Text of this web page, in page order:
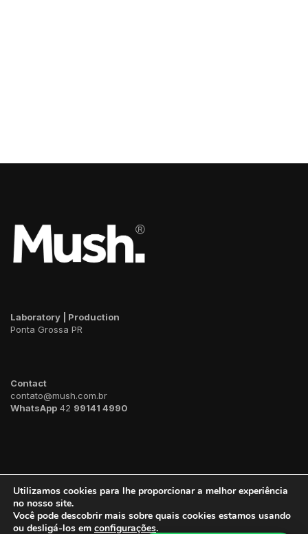
Laboratory | Production
Ponta Grossa PR
Contact
contato@mush.com.br
WhatsApp 42 99141 4990
Utilizamos cookies para lhe proporcionar a melhor experiência
no nosso site.
Você pode descobrir mais sobre quais cookies estamos usando
ou desligá-los em configurações.